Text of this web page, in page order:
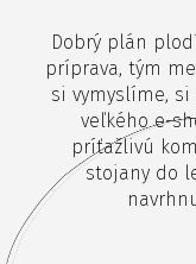
Dobrý plán
príprava, tým
si vymyslíme,
veľkého e-
príťažlivú
stojany do